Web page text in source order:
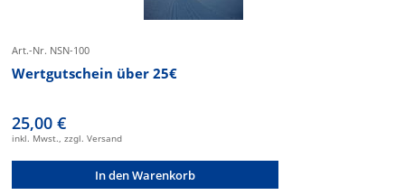
Art.-Nr. NSN-100
Wertgutschein über 25€
25,00 €
inkl. Mwst., zzgl. Versand
In den Warenkorb